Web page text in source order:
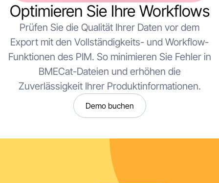
Optimieren Sie Ihre Workflows
Prüfen Sie die Qualität Ihrer Daten vor dem
Export mit den Vollständigkeits- und Workflow-
Funktionen des PIM. So minimieren Sie Fehler in
BMECat-Dateien und erhöhen die
Zuverlässigkeit Ihrer Produktinformationen.
Demo buchen